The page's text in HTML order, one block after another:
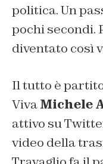
politica. Un
pochi secondi.
diventato così
Il tutto è
VivaMichele
attivo su
video della